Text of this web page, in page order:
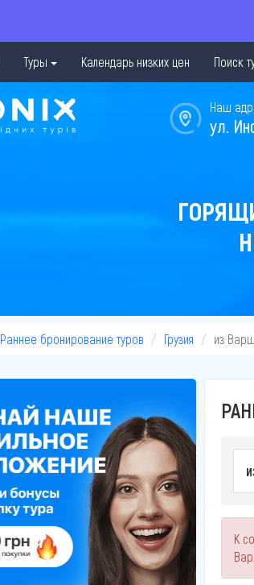
Туры Календарь низких цен Поиск
Наш
ул.
Раннее бронирование туров Грузия из
К